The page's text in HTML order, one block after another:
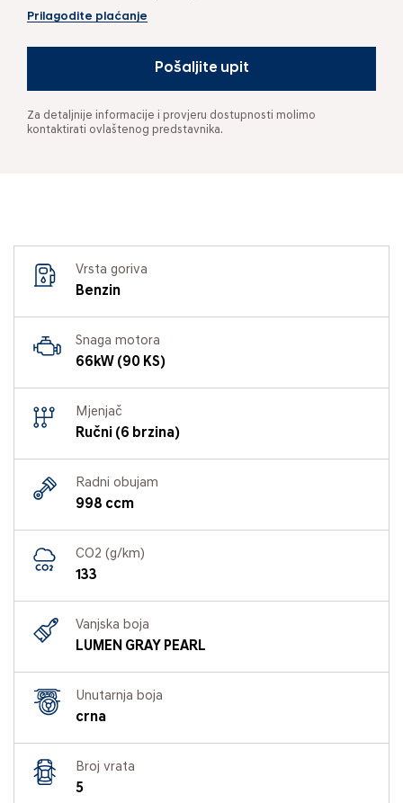
Prilagodite plaćanje
Pošaljite upit
Za detaljnije informacije i provjeru dostupnosti molimo
kontaktirati ovlaštenog predstavnika.
Vrsta goriva
Benzin
Snaga motora
66kW (90 KS)
Mjenjač
Ručni (6 brzina)
Radni obujam
998 ccm
CO2 (g/km)
133
Vanjska boja
LUMEN GRAY PEARL
Unutarnja boja
crna
Broj vrata
5